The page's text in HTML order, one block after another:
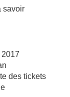
savoir
des tickets